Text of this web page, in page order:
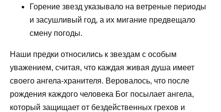
Горение звезд указывало на ветреные периоды
и засушливый год, а их мигание предвещало
смену погоды.
Наши предки относились к звездам с особым
уважением, считая, что каждая живая душа имеет
своего ангела-хранителя. Веровалось, что после
рождения каждого человека Бог посылает ангела,
который защищает от бездейственных грехов и